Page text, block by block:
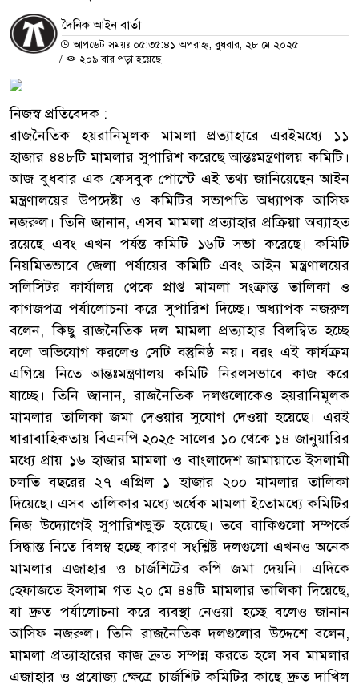
দৈনিক আইন বার্তা
আপডেট সময়ঃ ০৫:৩৫:৪১ অপরাহ্ন, বুধবার, ২৮ মে ২০২৫
/
২০৯ বার পড়া হয়েছে
নিজস্ব প্রতিবেদক :
রাজনৈতিক হয়রানিমূলক মামলা প্রত্যাহারে এরইমধ্যে ১১
হাজার ৪৪৮টি মামলার সুপারিশ করেছে আন্তঃমন্ত্রণালয় কমিটি।
আজ বুধবার এক ফেসবুক পোস্টে এই তথ্য জানিয়েছেন আইন
মন্ত্রণালয়ের উপদেষ্টা ও কমিটির সভাপতি অধ্যাপক আসিফ
নজরুল। তিনি জানান, এসব মামলা প্রত্যাহার প্রক্রিয়া অব্যাহত
রয়েছে এবং এখন পর্যন্ত কমিটি ১৬টি সভা করেছে। কমিটি
নিয়মিতভাবে জেলা পর্যায়ের কমিটি এবং আইন মন্ত্রণালয়ের
সলিসিটর কার্যালয় থেকে প্রাপ্ত মামলা সংক্রান্ত তালিকা ও
কাগজপত্র পর্যালোচনা করে সুপারিশ দিচ্ছে। অধ্যাপক নজরুল
বলেন, কিছু রাজনৈতিক দল মামলা প্রত্যাহার বিলম্বিত হচ্ছে
বলে অভিযোগ করলেও সেটি বস্তুনিষ্ঠ নয়। বরং এই কার্যক্রম
এগিয়ে নিতে আন্তঃমন্ত্রণালয় কমিটি নিরলসভাবে কাজ করে
যাচ্ছে। তিনি জানান, রাজনৈতিক দলগুলোকেও হয়রানিমূলক
মামলার তালিকা জমা দেওয়ার সুযোগ দেওয়া হয়েছে। এরই
ধারাবাহিকতায় বিএনপি ২০২৫ সালের ১০ থেকে ১৪ জানুয়ারির
মধ্যে প্রায় ১৬ হাজার মামলা ও বাংলাদেশ জামায়াতে ইসলামী
চলতি বছরের ২৭ এপ্রিল ১ হাজার ২০০ মামলার তালিকা
দিয়েছে। এসব তালিকার মধ্যে অর্ধেক মামলা ইতোমধ্যে কমিটির
নিজ উদ্যোগেই সুপারিশভুক্ত হয়েছে। তবে বাকিগুলো সম্পর্কে
সিদ্ধান্ত নিতে বিলম্ব হচ্ছে কারণ সংশ্লিষ্ট দলগুলো এখনও অনেক
মামলার এজাহার ও চার্জশিটের কপি জমা দেয়নি। এদিকে
হেফাজতে ইসলাম গত ২০ মে ৪৪টি মামলার তালিকা দিয়েছে,
যা দ্রুত পর্যালোচনা করে ব্যবস্থা নেওয়া হচ্ছে বলেও জানান
আসিফ নজরুল। তিনি রাজনৈতিক দলগুলোর উদ্দেশে বলেন,
মামলা প্রত্যাহারের কাজ দ্রুত সম্পন্ন করতে হলে সব মামলার
এজাহার ও প্রযোজ্য ক্ষেত্রে চার্জশিট কমিটির কাছে দ্রুত দাখিল